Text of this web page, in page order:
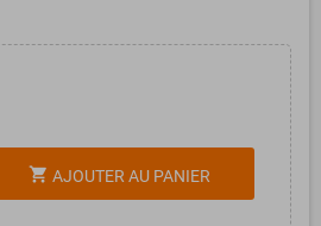
shopping_cart AJOUTER AU PANIER